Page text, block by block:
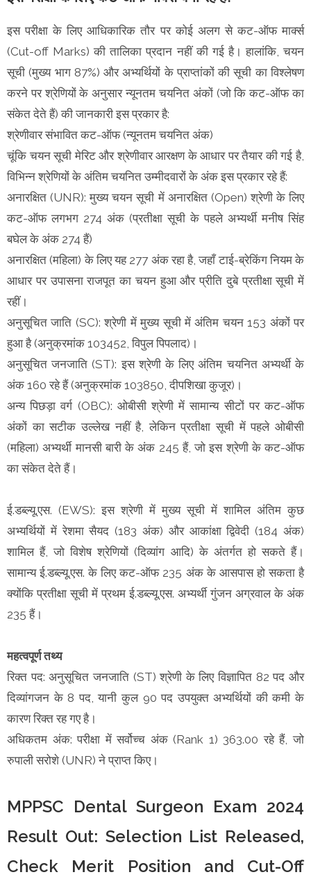
इस परीक्षा के लिए आधिकारिक तौर पर कोई अलग से कट-ऑफ मार्क्स
(Cut-off Marks) की तालिका प्रदान नहीं की गई है। हालांकि, चयन
सूची (मुख्य भाग 87%) और अभ्यर्थियों के प्राप्तांकों की सूची का विश्लेषण
करने पर श्रेणियों के अनुसार न्यूनतम चयनित अंकों (जो कि कट-ऑफ का
संकेत देते हैं) की जानकारी इस प्रकार है:
श्रेणीवार संभावित कट-ऑफ (न्यूनतम चयनित अंक)
चूंकि चयन सूची मेरिट और श्रेणीवार आरक्षण के आधार पर तैयार की गई है,
विभिन्न श्रेणियों के अंतिम चयनित उम्मीदवारों के अंक इस प्रकार रहे हैं:
अनारक्षित (UNR): मुख्य चयन सूची में अनारक्षित (Open) श्रेणी के लिए
कट-ऑफ लगभग 274 अंक (प्रतीक्षा सूची के पहले अभ्यर्थी मनीष सिंह
बघेल के अंक 274 हैं)
अनारक्षित (महिला) के लिए यह 277 अंक रहा है, जहाँ टाई-ब्रेकिंग नियम के
आधार पर उपासना राजपूत का चयन हुआ और प्रीति दुबे प्रतीक्षा सूची में
रहीं।
अनुसूचित जाति (SC): श्रेणी में मुख्य सूची में अंतिम चयन 153 अंकों पर
हुआ है (अनुक्रमांक 103452, विपुल पिपलाद)।
अनुसूचित जनजाति (ST): इस श्रेणी के लिए अंतिम चयनित अभ्यर्थी के
अंक 160 रहे हैं (अनुक्रमांक 103850, दीपशिखा कुजूर)।
अन्य पिछड़ा वर्ग (OBC): ओबीसी श्रेणी में सामान्य सीटों पर कट-ऑफ
अंकों का सटीक उल्लेख नहीं है, लेकिन प्रतीक्षा सूची में पहले ओबीसी
(महिला) अभ्यर्थी मानसी बारी के अंक 245 हैं, जो इस श्रेणी के कट-ऑफ
का संकेत देते हैं।
ई.डब्ल्यू.एस. (EWS): इस श्रेणी में मुख्य सूची में शामिल अंतिम कुछ
अभ्यर्थियों में रेशमा सैयद (183 अंक) और आकांक्षा द्विवेदी (184 अंक)
शामिल हैं, जो विशेष श्रेणियों (दिव्यांग आदि) के अंतर्गत हो सकते हैं।
सामान्य ई.डब्ल्यू.एस. के लिए कट-ऑफ 235 अंक के आसपास हो सकता है
क्योंकि प्रतीक्षा सूची में प्रथम ई.डब्ल्यू.एस. अभ्यर्थी गुंजन अग्रवाल के अंक
235 हैं।
महत्वपूर्ण तथ्य
रिक्त पद: अनुसूचित जनजाति (ST) श्रेणी के लिए विज्ञापित 82 पद और
दिव्यांगजन के 8 पद, यानी कुल 90 पद उपयुक्त अभ्यर्थियों की कमी के
कारण रिक्त रह गए है।
अधिकतम अंक: परीक्षा में सर्वोच्च अंक (Rank 1) 363.00 रहे हैं, जो
रुपाली सरोशे (UNR) ने प्राप्त किए।
MPPSC Dental Surgeon Exam 2024
Result Out: Selection List Released,
Check Merit Position and Cut-Off